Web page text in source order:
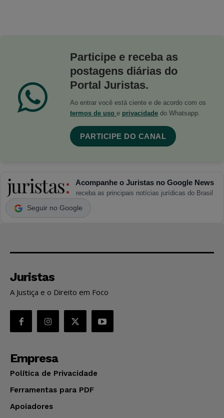
Participe e receba as
postagens diárias do
Portal Juristas.
Ao entrar você está ciente e de acordo com os
termos de uso e privacidade do Whatsapp.
PARTICIPE DO CANAL
Acompanhe o Juristas no Google News
receba as principais notícias jurídicas do Brasil
Seguir no Google
Juristas
A Justiça e o Direito em Foco
Empresa
Política de Privacidade
Ferramentas para PDF
Apoiadores